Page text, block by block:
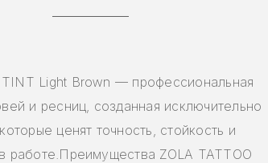
TINT Light Brown — профессиональная
и ресниц, созданная исключительно
ценят точность, стойкость и
работе.Преимущества ZOLA TATTOO